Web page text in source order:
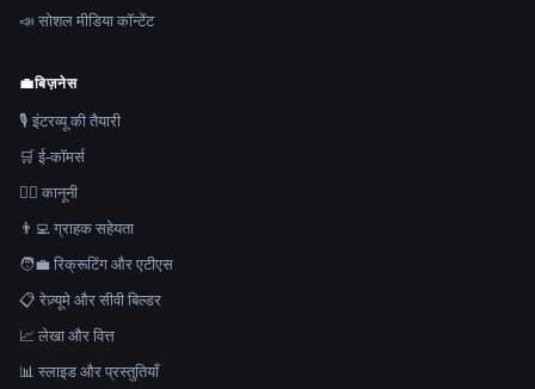
📣 सोशल मीडिया कॉन्टेंट
💼बिज़नेस
🎙️ इंटरव्यू की तैयारी
🛒 ई-कॉमर्स
👩‍⚖️ कानूनी
👨‍💻 ग्राहक सहेयता
🧑‍💼 रिक्रूटिंग और एटीएस
📋 रेज़्यूमे और सीवी बिल्डर
📈 लेखा और वित्त
📊 स्लाइड और प्रस्तुतियाँ